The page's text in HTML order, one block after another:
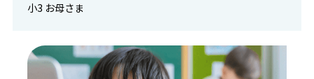
小3 お母さま